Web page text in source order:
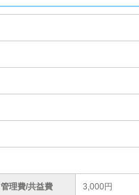
管理費/共益費 3,000円